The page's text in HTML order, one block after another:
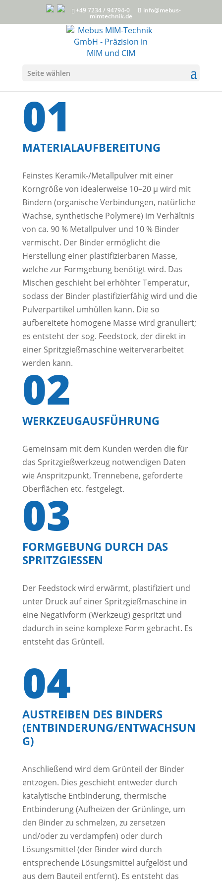
+49 7234 / 94794-0 info@mebus-
mimtechnik.de
Seite wählen
01
MATERIALAUFBEREITUNG
Feinstes Keramik-/Metallpulver mit einer
Korngröße von idealerweise 10–20 µ wird mit
Bindern (organische Verbindungen, natürliche
Wachse, synthetische Polymere) im Verhältnis
von ca. 90 % Metallpulver und 10 % Binder
vermischt. Der Binder ermöglicht die
Herstellung einer plastifizierbaren Masse,
welche zur Formgebung benötigt wird. Das
Mischen geschieht bei erhöhter Temperatur,
sodass der Binder plastifizierfähig wird und die
Pulverpartikel umhüllen kann. Die so
aufbereitete homogene Masse wird granuliert;
es entsteht der sog. Feedstock, der direkt in
einer Spritzgießmaschine weiterverarbeitet
werden kann.
02
WERKZEUGAUSFÜHRUNG
Gemeinsam mit dem Kunden werden die für
das Spritzgießwerkzeug notwendigen Daten
wie Anspritzpunkt, Trennebene, geforderte
Oberflächen etc. festgelegt.
03
FORMGEBUNG DURCH DAS
SPRITZGIESSEN
Der Feedstock wird erwärmt, plastifiziert und
unter Druck auf einer Spritzgießmaschine in
eine Negativform (Werkzeug) gespritzt und
dadurch in seine komplexe Form gebracht. Es
entsteht das Grünteil.
04
AUSTREIBEN DES BINDERS
(ENTBINDERUNG/ENTWACHSUN
G)
Anschließend wird dem Grünteil der Binder
entzogen. Dies geschieht entweder durch
katalytische Entbinderung, thermische
Entbinderung (Aufheizen der Grünlinge, um
den Binder zu schmelzen, zu zersetzen
und/oder zu verdampfen) oder durch
Lösungsmittel (der Binder wird durch
entsprechende Lösungsmittel aufgelöst und
aus dem Bauteil entfernt). Es entsteht das